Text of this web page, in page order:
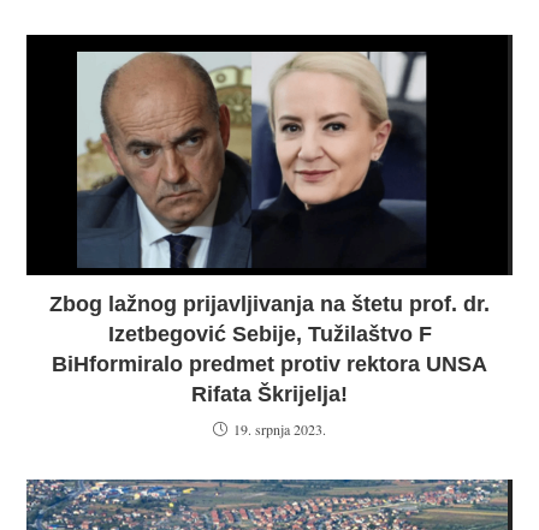
Zbog lažnog prijavljivanja na štetu prof. dr.
Izetbegović Sebije, Tužilaštvo F
BiHformiralo predmet protiv rektora UNSA
Rifata Škrijelja!
19. srpnja 2023.